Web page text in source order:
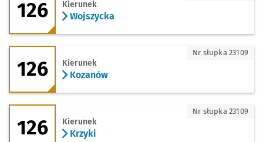
126 Kierunek
Wojszycka
126 - kierunek Kozanów
126 Kierunek
Kozanów
Nr słupka 23109
126 - kierunek Krzyki
126 Kierunek
Krzyki
Nr słupka 23109